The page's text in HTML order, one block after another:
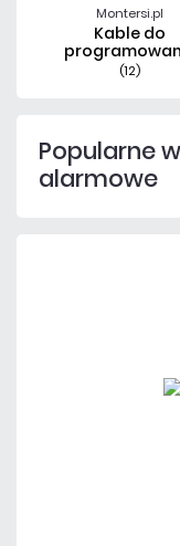
Kable do
(12)
Popularne
alarmowe